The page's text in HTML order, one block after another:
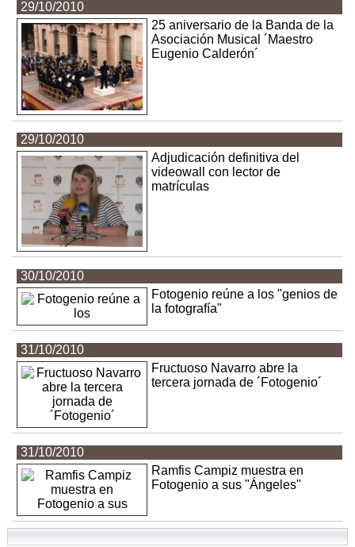
29/10/2010
25 aniversario de la Banda de la
Asociación Musical ´Maestro
Eugenio Calderón´
29/10/2010
Adjudicación definitiva del
videowall con lector de
matrículas
30/10/2010
Fotogenio reúne a los "genios de
la fotografía"
31/10/2010
Fructuoso Navarro abre la
tercera jornada de ´Fotogenio´
31/10/2010
Ramfis Campiz muestra en
Fotogenio a sus "Ángeles"